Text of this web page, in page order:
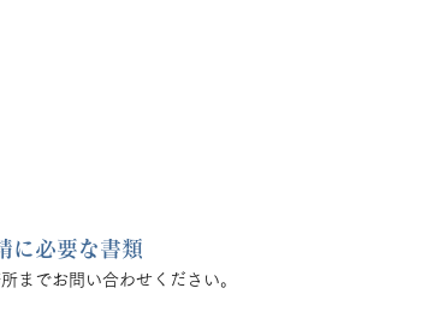
に必要な書類
までお問い合わせください。